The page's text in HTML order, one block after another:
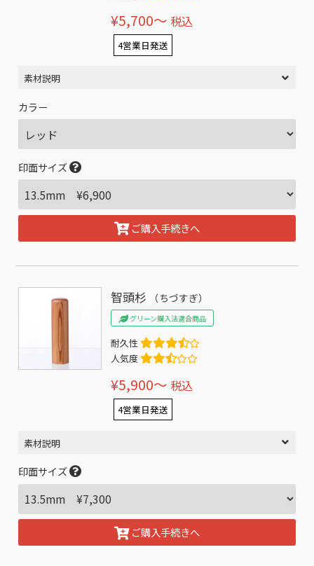
¥5,700〜 税込
4営業日発送
素材説明
カラー
印面サイズ
ご購入手続きへ
智頭杉 （ちづすぎ）
グリーン購入法適合商品
耐久性
人気度
¥5,900〜 税込
4営業日発送
素材説明
印面サイズ
ご購入手続きへ